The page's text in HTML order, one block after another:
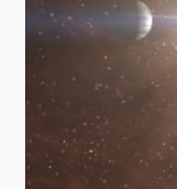
navegación